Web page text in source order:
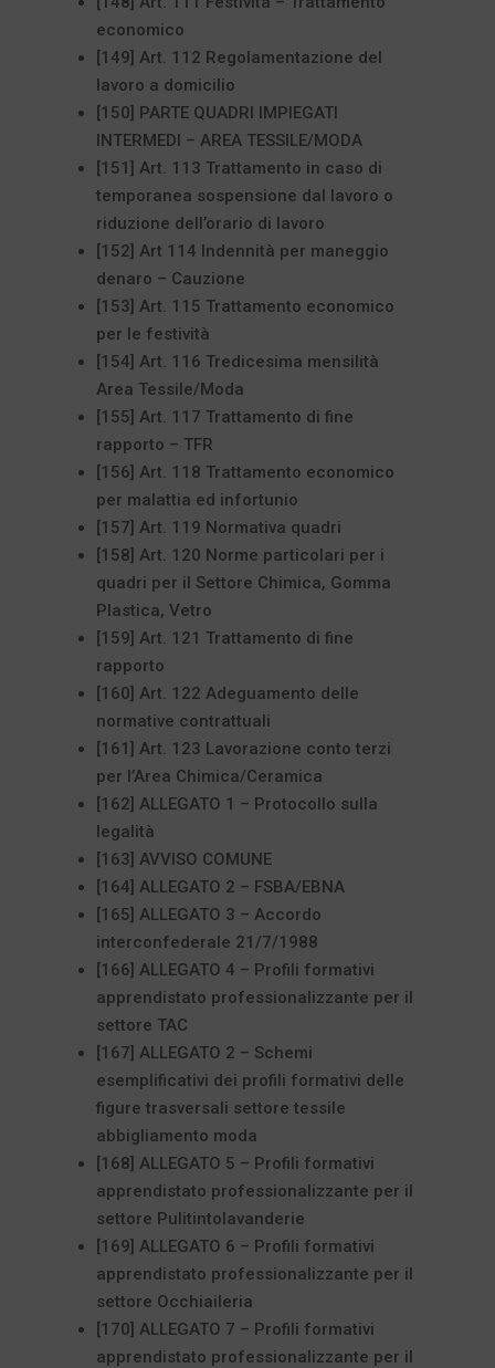
economico
[149] Art. 112 Regolamentazione del
lavoro a domicilio
[150] PARTE QUADRI IMPIEGATI
INTERMEDI – AREA TESSILE/MODA
[151] Art. 113 Trattamento in caso di
temporanea sospensione dal lavoro o
riduzione dell’orario di lavoro
[152] Art 114 Indennità per maneggio
denaro – Cauzione
[153] Art. 115 Trattamento economico
per le festività
[154] Art. 116 Tredicesima mensilità
Area Tessile/Moda
[155] Art. 117 Trattamento di fine
rapporto – TFR
[156] Art. 118 Trattamento economico
per malattia ed infortunio
[157] Art. 119 Normativa quadri
[158] Art. 120 Norme particolari per i
quadri per il Settore Chimica, Gomma
Plastica, Vetro
[159] Art. 121 Trattamento di fine
rapporto
[160] Art. 122 Adeguamento delle
normative contrattuali
[161] Art. 123 Lavorazione conto terzi
per l’Area Chimica/Ceramica
[162] ALLEGATO 1 – Protocollo sulla
legalità
[163] AVVISO COMUNE
[164] ALLEGATO 2 – FSBA/EBNA
[165] ALLEGATO 3 – Accordo
interconfederale 21/7/1988
[166] ALLEGATO 4 – Profili formativi
apprendistato professionalizzante per il
settore TAC
[167] ALLEGATO 2 – Schemi
esemplificativi dei profili formativi delle
figure trasversali settore tessile
abbigliamento moda
[168] ALLEGATO 5 – Profili formativi
apprendistato professionalizzante per il
settore Pulitintolavanderie
[169] ALLEGATO 6 – Profili formativi
apprendistato professionalizzante per il
settore Occhiaileria
[170] ALLEGATO 7 – Profili formativi
apprendistato professionalizzante per il